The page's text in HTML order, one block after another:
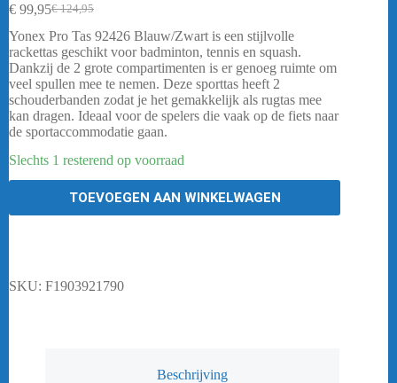
€124,95
Oorspronkelijke
prijs
was:
€ 124,95.
€ 99,95Huidige
prijs
is:
€ 99,95.
Yonex Pro Tas 92426 Blauw/Zwart is een stijlvolle
rackettas geschikt voor badminton, tennis en squash.
Dankzij de 2 grote compartimenten is er genoeg ruimte om
veel spullen mee te nemen. Deze sporttas heeft 2
schouderbanden zodat je het gemakkelijk als rugtas mee
kan dragen. Ideaal voor de spelers die vaak op de fiets naar
de sportaccommodatie gaan.
Slechts 1 resterend op voorraad
TOEVOEGEN AAN WINKELWAGEN
SKU: F1903921790
Beschrijving